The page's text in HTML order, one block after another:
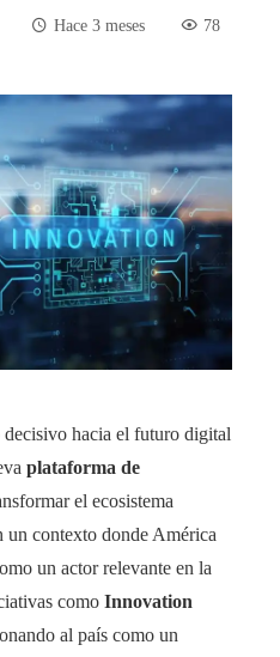
Hace 3 meses 78
decisivo hacia el futuro digital
plataforma de
el ecosistema
contexto donde América
un actor relevante en la
como Innovation
al país como un